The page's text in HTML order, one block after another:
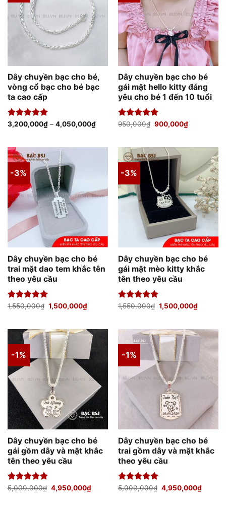
Dây chuyền bạc cho bé,
vòng cổ bạc cho bé bạc
ta cao cấp
Được xếp
3,200,000₫– 4,050,000₫
Dây chuyền bạc cho bé
gái mặt hello kitty đáng
yêu cho bé 1 đến 10 tuổi
Được xếp
950,000₫ Giá
900,000₫Giá
hiện
900,000₫.
-3%
Dây chuyền bạc cho bé
trai mặt dao tem khắc tên
theo yêu cầu
Được xếp
1,550,000₫ Giá
gốc
1,500,000₫Giá
hiện
1,500,000₫.
-3%
Dây chuyền bạc cho bé
gái mặt mèo kitty khắc
tên theo yêu cầu
Được xếp
1,550,000₫ Giá
gốc
1,500,000₫Giá
hiện
-1%
Dây chuyền bạc cho bé
gái gồm dây và mặt khắc
tên theo yêu cầu
Được xếp
5,000,000₫ Giá
gốc
4,950,000₫Giá
hiện
-1%
Dây chuyền bạc cho bé
trai gồm dây và mặt khắc
theo yêu cầu
Được xếp
5,000,000₫ Giá
gốc
4,950,000₫Giá
hiện